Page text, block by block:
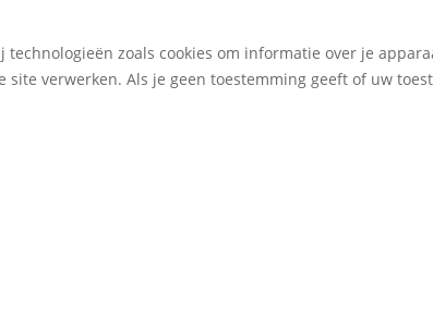
zoals cookies om informatie over je
site verwerken. Als je geen toestemming geeft of uw